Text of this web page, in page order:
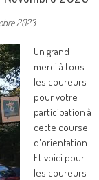
2023
Un grand
merci à tous
les coureurs
pour votre
participation à
cette course
d'orientation.
Et voici pour
les coureurs